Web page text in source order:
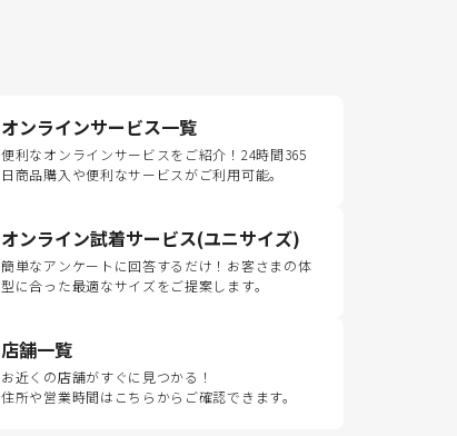
オンラインサービス一覧
便利なオンラインサービスをご紹介！24時間365
日商品購入や便利なサービスがご利用可能。
オンライン試着サービス(ユニサイズ)
簡単なアンケートに回答するだけ！お客さまの体
型に合った最適なサイズをご提案します。
店舗一覧
お近くの店舗がすぐに見つかる！
住所や営業時間はこちらからご確認できます。